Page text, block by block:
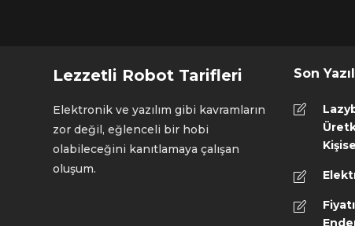
Lezzetli Robot Tarifleri
Elektronik ve yazılım gibi kavramların
zor değil, eğlenceli bir hobi
olabileceğini kanıtlamaya çalışan
oluşum.
Son